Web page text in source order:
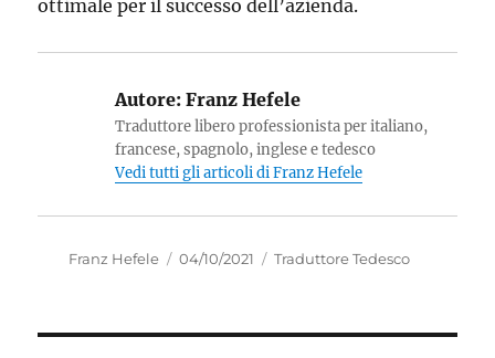
ottimale per il successo dell’azienda.
Autore: Franz Hefele
Traduttore libero professionista per italiano,
francese, spagnolo, inglese e tedesco
Vedi tutti gli articoli di Franz Hefele
Autore
Franz Hefele
Pubblicato
04/10/2021 Categorie
Traduttore Tedesco